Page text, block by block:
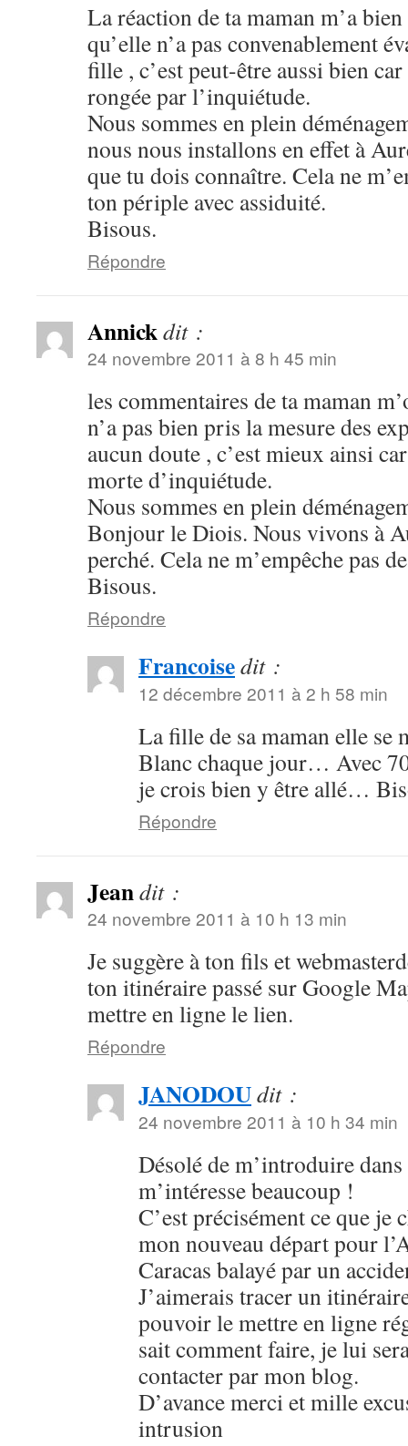
La réaction de ta maman m’a
qu’elle n’a pas convenablement
fille , c’est peut-être aussi bien
rongée par l’inquiétude.
Nous sommes en plein
nous nous installons en effet à
que tu dois connaître. Cela ne
ton périple avec assiduité.
Bisous.
Répondre
Annickdit :
24 novembre 2011 à 8 h 45 min
les commentaires de ta maman
n’a pas bien pris la mesure des
aucun doute , c’est mieux ainsi
morte d’inquiétude.
Nous sommes en plein
Bonjour le Diois. Nous vivons à
perché. Cela ne m’empêche pas
Bisous.
Répondre
Francoisedit :
12 décembre 2011 à 2 h 58 min
La fille de sa maman elle se
Blanc chaque jour… Avec
je crois bien y être allé…
Répondre
Jeandit :
24 novembre 2011 à 10 h 13 min
Je suggère à ton fils et
ton itinéraire passé sur Google
mettre en ligne le lien.
Répondre
JANODOUdit :
24 novembre 2011 à 10 h 34 min
Désolé de m’introduire
m’intéresse beaucoup !
C’est précisément ce que je
mon nouveau départ pour
Caracas balayé par un
J’aimerais tracer un
pouvoir le mettre en ligne
sait comment faire, je lui
contacter par mon blog.
D’avance merci et mille
intrusion